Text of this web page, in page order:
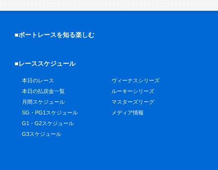
■ボートレースを知る楽しむ
■レーススケジュール
本日のレース
本日の払戻金一覧
月間スケジュール
SG・PG1スケジュール
G1・G2スケジュール
G3スケジュール
ヴィーナスシリーズ
ルーキーシリーズ
マスターズリーグ
メディア情報